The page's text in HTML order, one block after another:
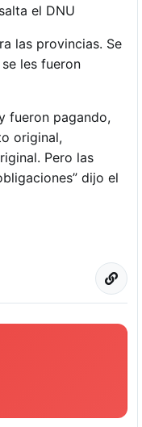
el DNU
las provincias. Se
les fueron
fueron pagando,
original,
Pero las
dijo el